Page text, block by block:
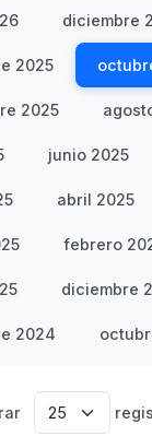
diciembre
2025
2025
junio 2025
abril 2025
febrero
diciembre
2024